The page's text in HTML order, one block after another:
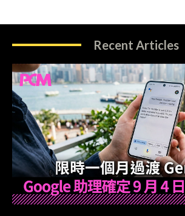
Recent Articles